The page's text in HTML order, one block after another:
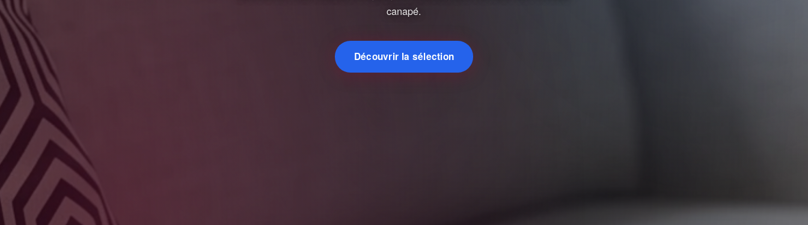
canapé.
Découvrir la sélection